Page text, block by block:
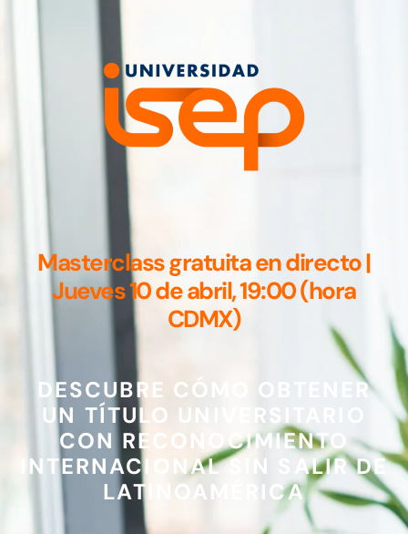
Masterclass gratuita en directo |
Jueves 10 de abril, 19:00 (hora
CDMX)
DESCUBRE CÓMO OBTENER
UN TÍTULO UNIVERSITARIO
CON RECONOCIMIENTO
INTERNACIONAL SIN SALIR DE
LATINOAMÉRICA